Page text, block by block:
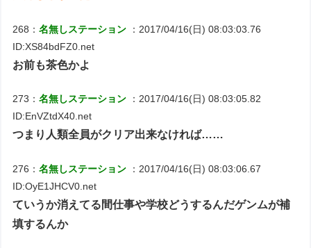
268：名無しステーション
：2017/04/16(日) 08:03:03.76
ID:XS84bdFZ0.net
お前も茶色かよ
273：名無しステーション
：2017/04/16(日) 08:03:05.82
ID:EnVZtdX40.net
つまり人類全員がクリア出来なければ……
276：名無しステーション
：2017/04/16(日) 08:03:06.67
ID:OyE1JHCV0.net
ていうか消えてる間仕事や学校どうするんだゲンムが補
填するんか